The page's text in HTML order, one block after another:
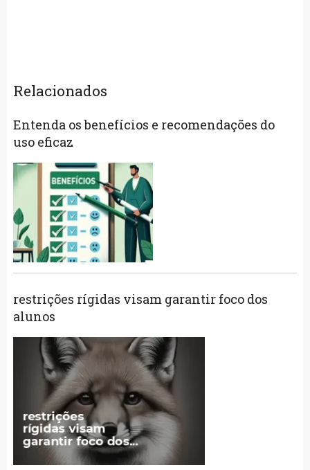
Relacionados
Entenda os benefícios e recomendações do
uso eficaz
restrições rígidas visam garantir foco dos
alunos